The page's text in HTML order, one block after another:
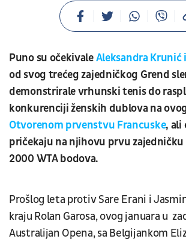
Puno su očekivaleAleksandra Krunić
od svog trećeg zajedničkog Grend
demonstrirale vrhunski tenis do
konkurenciji ženskih dublova na
Otvorenom prvenstvu Francuske, ali
pričekaju na njihovu prvu
2000 WTA bodova.
Prošlog leta protiv Sare Erani i
kraju Rolan Garosa, ovog januara u
Australijan Opena, sa Belgijankom